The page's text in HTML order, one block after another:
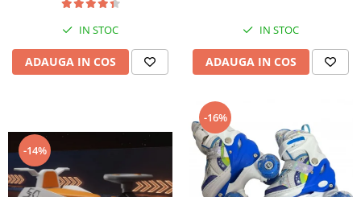
IN STOC
ADAUGA IN COS
IN STOC
ADAUGA IN COS
-14%
-16%